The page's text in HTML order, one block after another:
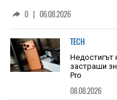
0 | 06.08.2026
TECH
Недостигът
застраши
Pro
08.08.2026